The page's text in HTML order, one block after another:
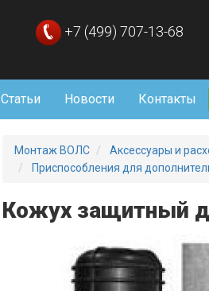
+7 (499) 707-13-68
Статьи Новости Контакты
Монтаж ВОЛС Аксессуары и
Приспособления для
Кожух защитный